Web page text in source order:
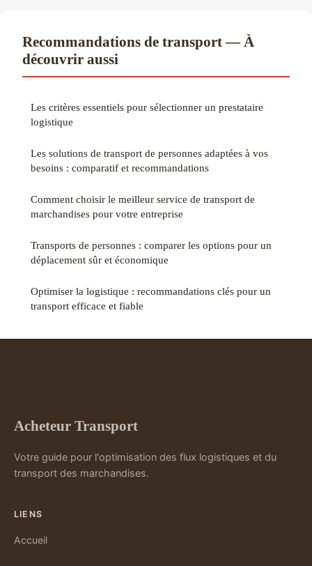
Recommandations de transport — À
découvrir aussi
Les critères essentiels pour sélectionner un prestataire
logistique
Les solutions de transport de personnes adaptées à vos
besoins : comparatif et recommandations
Comment choisir le meilleur service de transport de
marchandises pour votre entreprise
Transports de personnes : comparer les options pour un
déplacement sûr et économique
Optimiser la logistique : recommandations clés pour un
transport efficace et fiable
Acheteur Transport
Votre guide pour l'optimisation des flux logistiques et du
transport des marchandises.
LIENS
Accueil